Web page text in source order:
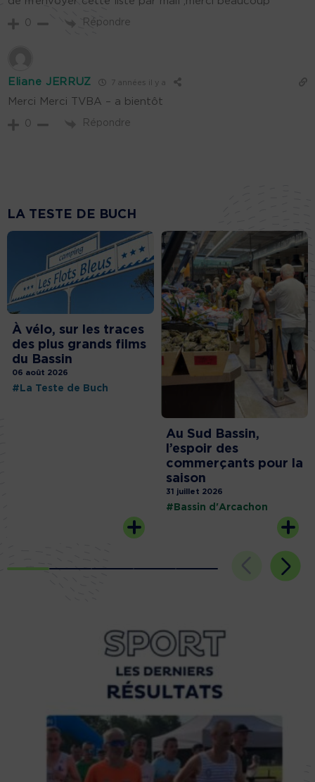
0 Répondre
Eliane JERRUZ 7 années il y a
Merci Merci TVBA – a bientôt
0 Répondre
LA TESTE DE BUCH
À vélo, sur les traces
des plus grands films
du Bassin
06 août 2026
#La Teste de Buch
Au Sud Bassin,
l’espoir des
commerçants pour la
saison
31 juillet 2026
#Bassin d'Arcachon